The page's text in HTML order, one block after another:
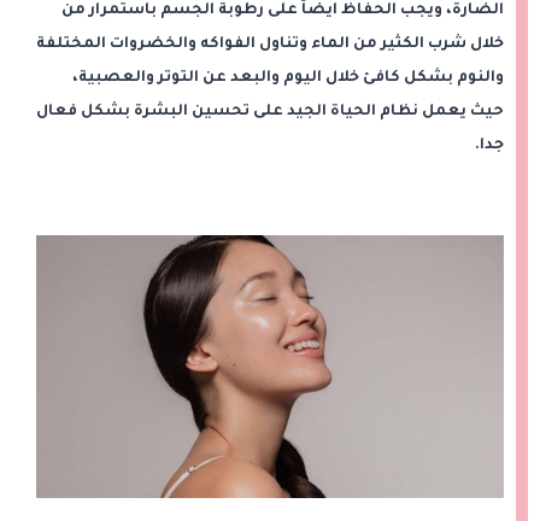
الضارة، ويجب الحفاظ ايضاً على رطوبة الجسم باستمرار من
خلال شرب الكثير من الماء وتناول الفواكه والخضروات المختلفة
والنوم بشكل كافئ خلال اليوم والبعد عن التوتر والعصبية،
حيث يعمل نظام الحياة الجيد على تحسين البشرة بشكل فعال
جدا.